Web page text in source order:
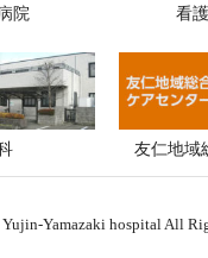
院 看
友仁地域
Yamazaki hospital All